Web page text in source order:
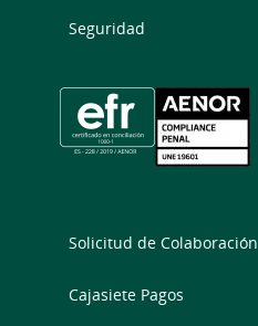
Seguridad
Solicitud de Colaboración
Cajasiete Pagos